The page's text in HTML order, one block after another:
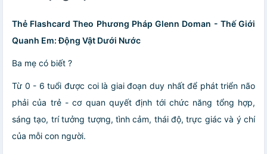
Thẻ Flashcard Theo Phương Pháp Glenn Doman - Thế Giới
Quanh Em: Động Vật Dưới Nước
Ba mẹ có biết ?
Từ 0 - 6 tuổi được coi là giai đoạn duy nhất để phát triển não
phải của trẻ - cơ quan quyết định tới chức năng tổng hợp,
sáng tạo, trí tưởng tượng, tình cảm, thái độ, trực giác và ý chí
của mỗi con người.